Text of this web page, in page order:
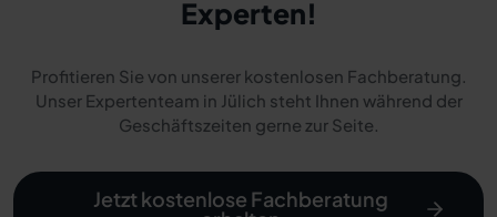
Experten!
Profitieren Sie von unserer kostenlosen Fachberatung.
Unser Expertenteam in Jülich steht Ihnen während der
Geschäftszeiten gerne zur Seite.
Jetzt kostenlose Fachberatung